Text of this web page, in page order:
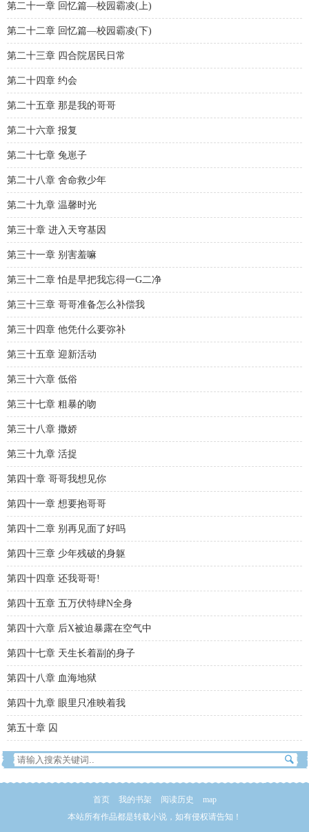
第二十一章 回忆篇—校园霸凌(上)
第二十二章 回忆篇—校园霸凌(下)
第二十三章 四合院居民日常
第二十四章 约会
第二十五章 那是我的哥哥
第二十六章 报复
第二十七章 兔崽子
第二十八章 舍命救少年
第二十九章 温馨时光
第三十章 进入天穹基因
第三十一章 别害羞嘛
第三十二章 怕是早把我忘得一G二净
第三十三章 哥哥准备怎么补偿我
第三十四章 他凭什么要弥补
第三十五章 迎新活动
第三十六章 低俗
第三十七章 粗暴的吻
第三十八章 撒娇
第三十九章 活捉
第四十章 哥哥我想见你
第四十一章 想要抱哥哥
第四十二章 别再见面了好吗
第四十三章 少年残破的身躯
第四十四章 还我哥哥!
第四十五章 五万伏特肆N全身
第四十六章 后X被迫暴露在空气中
第四十七章 天生长着副的身子
第四十八章 血海地狱
第四十九章 眼里只准映着我
第五十章 囚
首页 我的书架 阅读历史
map
本站所有作品都是转载小说，如有侵权请告知！